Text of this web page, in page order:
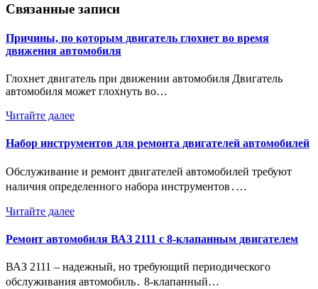
Связанные записи
Причины, по которым двигатель глохнет во время
движения автомобиля
Глохнет двигатель при движении автомобиля Двигатель
автомобиля может глохнуть во…
Читайте далее
Набор инструментов для ремонта двигателей автомобилей
Обслуживание и ремонт двигателей автомобилей требуют
наличия определенного набора инструментов․…
Читайте далее
Ремонт автомобиля ВАЗ 2111 с 8-клапанным двигателем
ВАЗ 2111 – надежный, но требующий периодического
обслуживания автомобиль․ 8-клапанный…